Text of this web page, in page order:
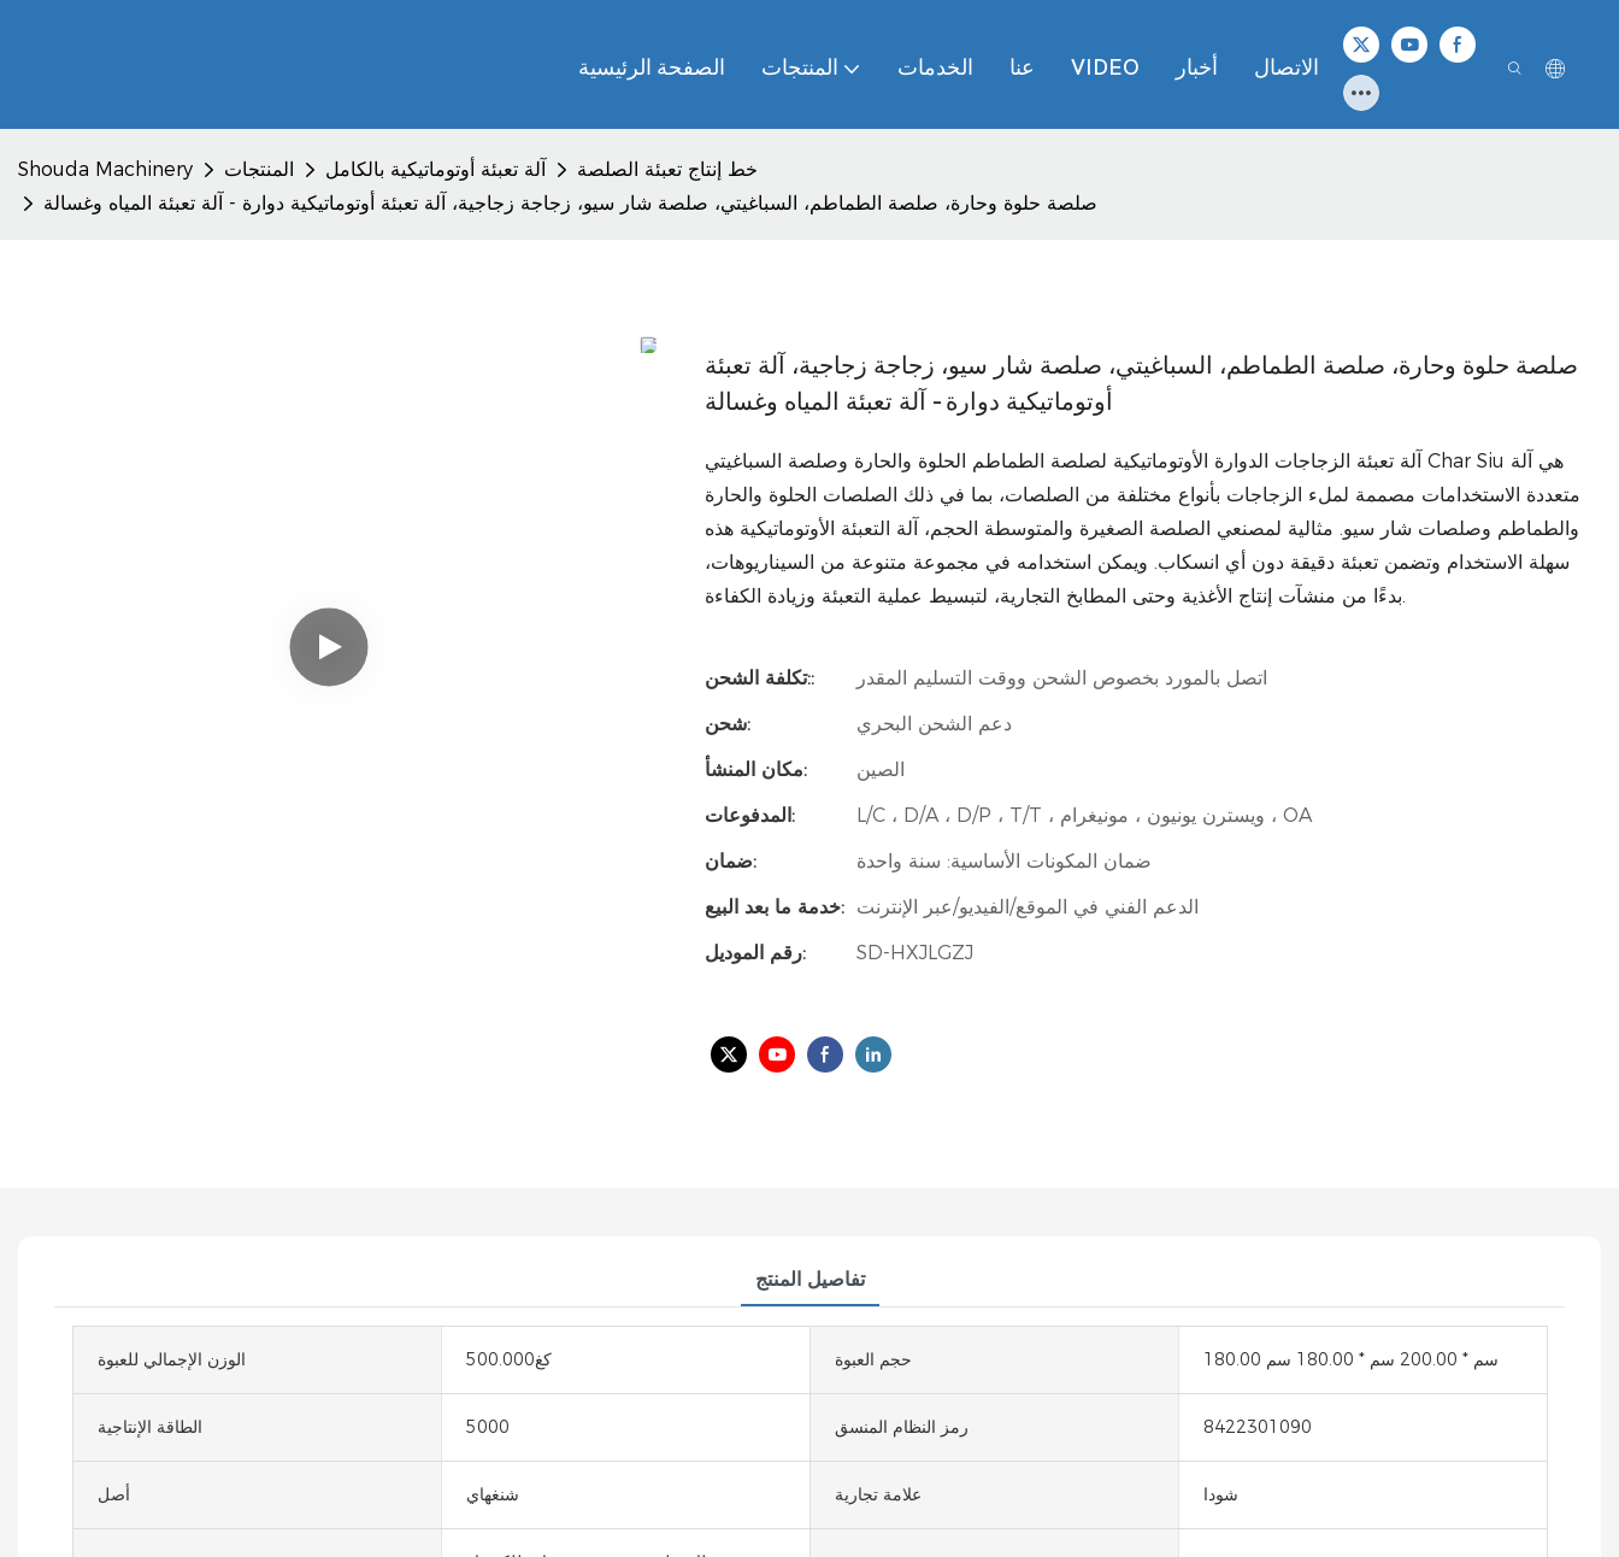
الصفحة الرئيسية المنتجات الخدمات عنا VIDEO أخبار الاتصال
Shouda Machinery المنتجات آلة تعبئة أوتوماتيكية بالكامل
خط إنتاج تعبئة الصلصة
صلصة حلوة وحارة، صلصة الطماطم، السباغيتي، صلصة شار سيو، زجاجة زجاجية، آلة تعبئة أوتوماتيكية دوارة - آلة تعبئة المياه وغسالة
صلصة حلوة وحارة، صلصة الطماطم، السباغيتي، صلصة شار سيو، زجاجة زجاجية، آلة تعبئة
أوتوماتيكية دوارة - آلة تعبئة المياه وغسالة
آلة تعبئة الزجاجات الدوارة الأوتوماتيكية لصلصة الطماطم الحلوة والحارة وصلصة السباغيتي Char Siu هي آلة
متعددة الاستخدامات مصممة لملء الزجاجات بأنواع مختلفة من الصلصات، بما في ذلك الصلصات الحلوة والحارة
والطماطم وصلصات شار سيو. مثالية لمصنعي الصلصة الصغيرة والمتوسطة الحجم، آلة التعبئة الأوتوماتيكية هذه
سهلة الاستخدام وتضمن تعبئة دقيقة دون أي انسكاب. ويمكن استخدامه في مجموعة متنوعة من السيناريوهات،
بدءًا من منشآت إنتاج الأغذية وحتى المطابخ التجارية، لتبسيط عملية التعبئة وزيادة الكفاءة.
تكلفة الشحن::
اتصل بالمورد بخصوص الشحن ووقت التسليم المقدر
شحن:
دعم الشحن البحري
مكان المنشأ:
الصين
المدفوعات:
L/C ، D/A ، D/P ، T/T ، ويسترن يونيون ، مونيغرام ، OA
ضمان:
ضمان المكونات الأساسية: سنة واحدة
خدمة ما بعد البيع: الدعم الفني في الموقع/الفيديو/عبر الإنترنت
رقم الموديل:
SD-HXJLGZJ
تفاصيل المنتج
الوزن الإجمالي للعبوة كغ500.000 حجم العبوة 180.00 سم * 200.00 سم * 180.00 سم
الطاقة الإنتاجية 5000 رمز النظام المنسق 8422301090
أصل شنغهاي علامة تجارية شودا